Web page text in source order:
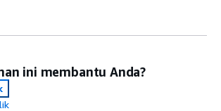
ini membantu Anda?